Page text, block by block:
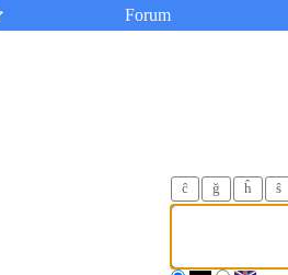
Forum
ĉ ğ ĥ ŝ